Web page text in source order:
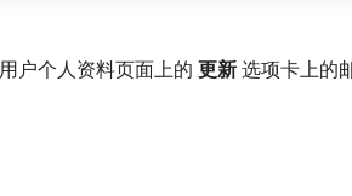
户个人资料页面上的​ 更新 选项卡上的